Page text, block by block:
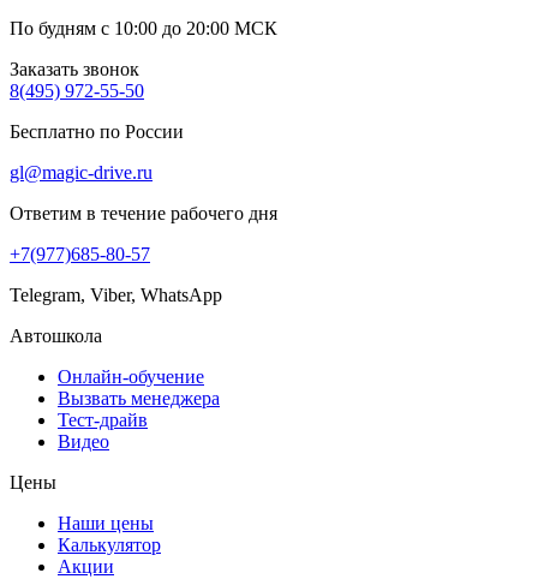
По будням с 10:00 до 20:00 МСК
Заказать звонок
8(495) 972-55-50
Бесплатно по России
gl@magic-drive.ru
Ответим в течение рабочего дня
+7(977)685-80-57
Telegram, Viber, WhatsApp
Автошкола
Онлайн-обучение
Вызвать менеджера
Тест-драйв
Видео
Цены
Наши цены
Калькулятор
Акции